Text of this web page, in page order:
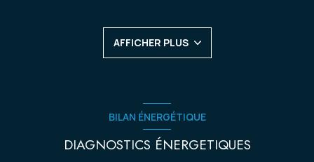
vie, lumineuse et ouverte sur l’extérieur, comprend un salon
climatisé avec cuisine américaine (semi équipée) et cellier
attenant donnant directement sur la terrasse et l'espace
Frais de notaire réduits : 2,5%
Immo se fera un plaisir de vous aider, vous pouvez nous
contacter au 0590 200 800
AFFICHER PLUS
BILAN ÉNERGÉTIQUE
DIAGNOSTICS ÉNERGETIQUES